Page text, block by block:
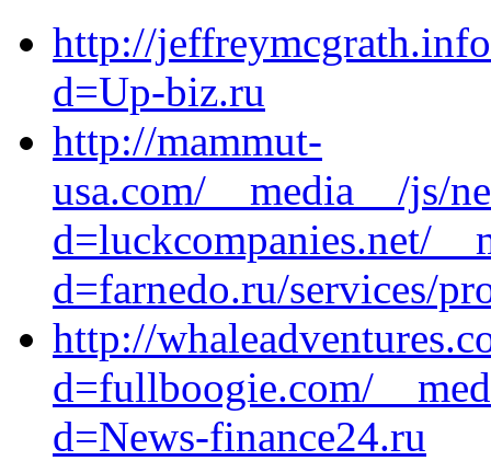
http://
d=Up-biz.ru
http://mammut-
usa.com/__media__/js/
d=luckcompanies.net/
d=farnedo.ru/services/
http://
d=fullboogie.com/
d=News-finance24.ru